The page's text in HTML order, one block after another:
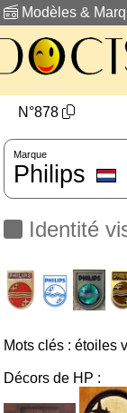
Modèles &
N°878
Marque
Philips
Identité
Mots clés : étoiles
Décors de HP :